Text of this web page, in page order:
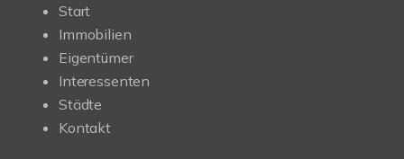
Start
Immobilien
Eigentümer
Interessenten
Städte
Kontakt